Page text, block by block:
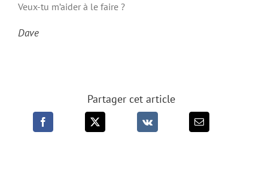
Veux-tu m’aider à le faire ?
Dave
Partager cet article